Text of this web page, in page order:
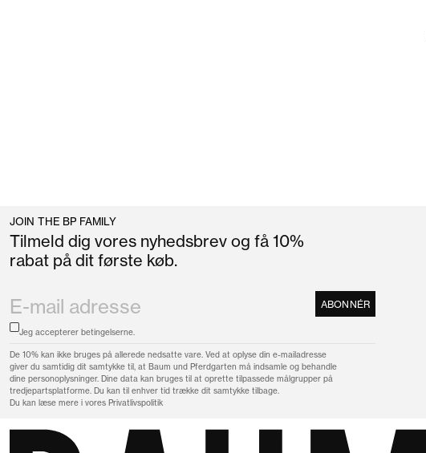
JOIN THE BP FAMILY
Tilmeld dig vores nyhedsbrev og få 10%
rabat på dit første køb.
ABONNÉR
Jeg accepterer betingelserne.
De 10% kan ikke bruges på allerede nedsatte vare. Ved at oplyse din e-mailadresse
giver du samtidig dit samtykke til, at Baum und Pferdgarten må indsamle og behandle
dine personoplysninger. Dine data kan bruges til at oprette tilpassede målgrupper på
tredjepartsplatforme. Du kan til enhver tid trække dit samtykke tilbage.
Du kan læse mere i vores Privatlivspolitik